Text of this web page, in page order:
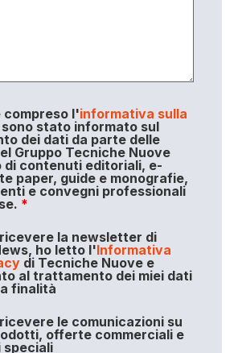
compreso l'informativa sulla
stato informato sul
dei dati da parte delle
Gruppo Tecniche Nuove
di contenuti editoriali, e-
paper, guide e monografie,
e convegni professionali
*
la newsletter di
ho letto l'Informativa
di Tecniche Nuove e
al trattamento dei miei dati
finalità
le comunicazioni su
offerte commerciali e